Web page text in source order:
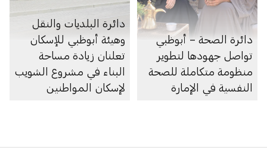
دائرة الصحة – أبوظبي
تواصل جهودها لتطوير
منظومة متكاملة للصحة
النفسية في الإمارة
دائرة البلديات والنقل
وهيئة أبوظبي للإسكان
تعلنان زيادة مساحة
البناء في مشروع الشويب
لإسكان المواطنين